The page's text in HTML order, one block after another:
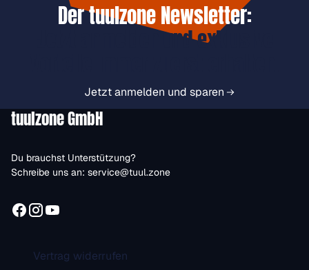
Der tuulzone Newsletter:
Jetzt anmelden und exklusive
Jetzt anmelden und sparen
tuulzone GmbH
Du brauchst Unterstützung?
Schreibe uns an: service@tuul.zone
Vertrag widerrufen